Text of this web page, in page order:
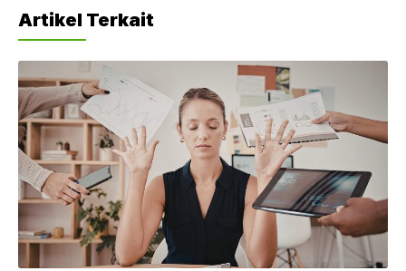
a
c
e
b
o
o
k
w
i
t
t
e
r
h
a
t
s
A
p
p
e
g
r
a
m
t
e
e
s
Artikel Terkait